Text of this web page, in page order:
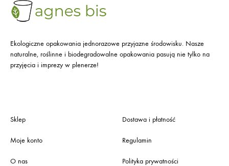
Ekologiczne opakowania jednorazowe przyjazne środowisku. Nasze
naturalne, roślinne i biodegradowalne opakowania pasują nie tylko na
przyjęcia i imprezy w plenerze!
Sklep
Moje konto
O nas
Dostawa i płatność
Regulamin
Polityka prywatności